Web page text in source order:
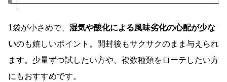
1袋が小さめで、 湿気や酸化による風味劣化の心配が少な
いのも嬉しいポイント。開封後もサクサクのまま与えられ
ます。少量ずつ試したい方や、複数種類をローテしたい方
にもおすすめです。